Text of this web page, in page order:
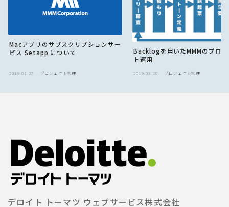
Macアプリのサブスクリプションサー
ビス Setapp について
2019.01.27 プロジェクト管理
Backlogを用いたMMMのプロ
ト運用
2019.03.20 プロジェクト管理
デロイト トーマツ ウェブサービス株式会社